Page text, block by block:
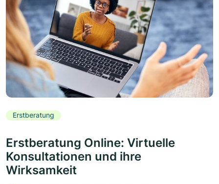
Erstberatung
Erstberatung Online: Virtuelle
Konsultationen und ihre
Wirksamkeit